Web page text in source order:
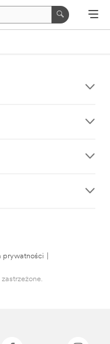
prywatności